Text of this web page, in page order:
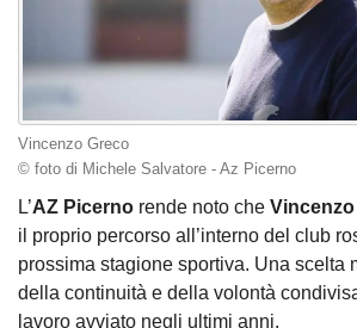
Vincenzo Greco
© foto di Michele Salvatore - Az Picerno
L’AZ Picerno rende noto che
il proprio percorso all’interno del club
prossima stagione sportiva. Una scelta
della continuità e della volontà
lavoro avviato negli ultimi anni.